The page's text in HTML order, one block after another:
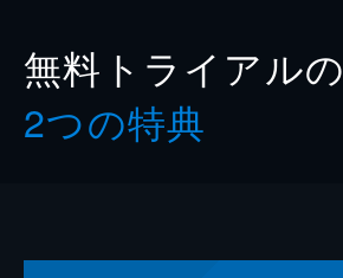
無料トライアルの
2つの特典